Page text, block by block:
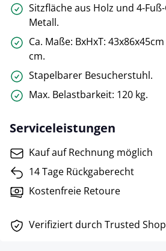
Sitzfläche aus Holz und 4-
Metall.
Ca. Maße: BxHxT:
cm.
Stapelbarer Besucherstuhl.
Max. Belastbarkeit: 120 kg.
Serviceleistungen
Kauf auf Rechnung möglich
14 Tage Rückgaberecht
Kostenfreie Retoure
Verifiziert durch Trusted